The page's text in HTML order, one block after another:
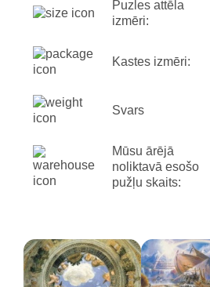
Puzles attēla
izmēri:
Kastes izmēri:
Svars
Mūsu ārējā
noliktavā esošo
pužļu skaits: